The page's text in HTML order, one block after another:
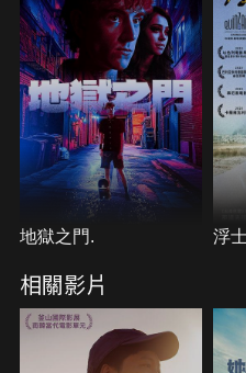
地獄之門. 浮
相關影片